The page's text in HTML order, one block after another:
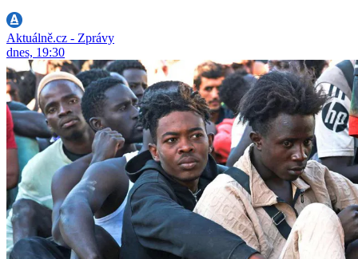
Aktuálně.cz - Zprávy
dnes, 19:30